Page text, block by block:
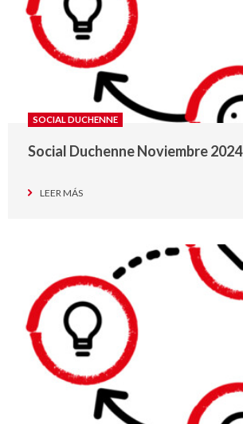
SOCIAL DUCHENNE
Social Duchenne Noviembre 2024
LEER MÁS